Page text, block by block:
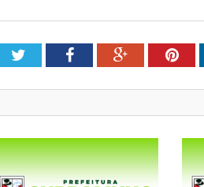
TwitterFacebookGoogle+